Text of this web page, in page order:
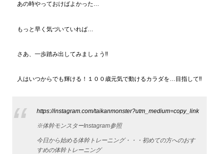
あの時やっておけばよかった…
もっと早く気づいていれば…
さあ、一歩踏み出してみましょう‼
人はいつからでも輝ける！１００歳元気で動けるカラダを…目指して‼
https://instagram.com/taikanmonster?utm_medium=copy_link
※体幹モンスターInstagram参照
今日から始める体幹トレーニング・・・初めての方へのおす
すめの体幹トレーニング